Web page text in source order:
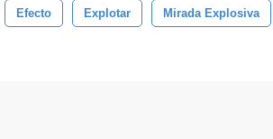
Efecto Explotar Mirada Explosiva